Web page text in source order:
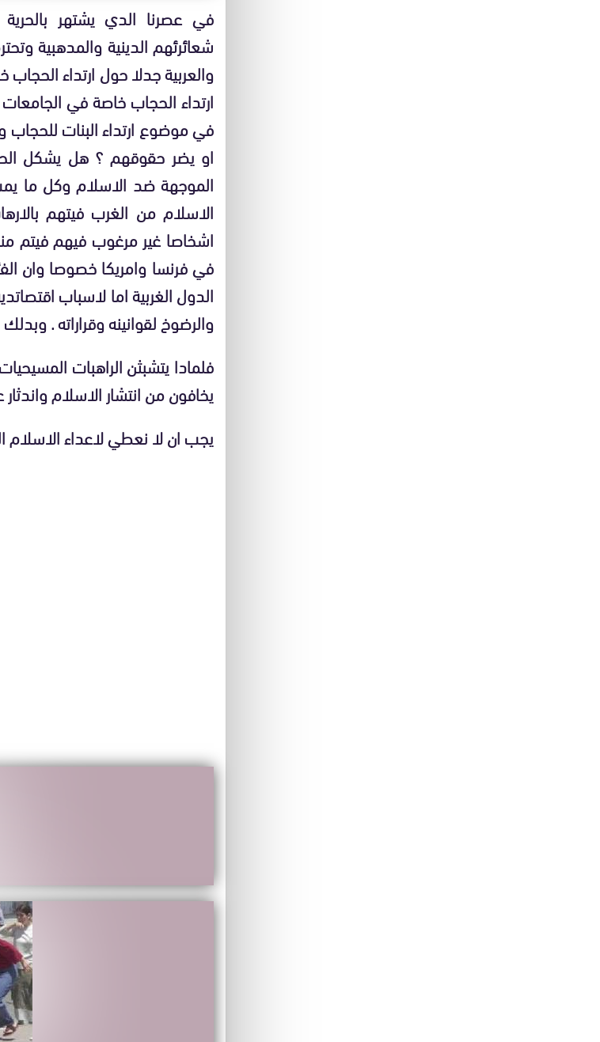
في عصرنا الدي يشتهر بالحرية
شعائرئهم الدينية والمدهبية
والعربية جدلا حول ارتداء
ارتداء الحجاب خاصة في
في موضوع ارتداء البنات
او يضر حقوقهم ؟ هل يشكل
الموجهة ضد الاسلام وكل ما
الاسلام من الغرب فيتهم
اشخاصا غير مرغوب فيهم فيتم
في فرنسا وامريكا خصوصا وان
الدول الغربية اما لاسباب
والرضوخ لقوانينه وقراراته .
فلمادا يتشبثن الراهبات
يخافون من انتشار الاسلام
يجب ان لا نعطي لاعداء الاسلام